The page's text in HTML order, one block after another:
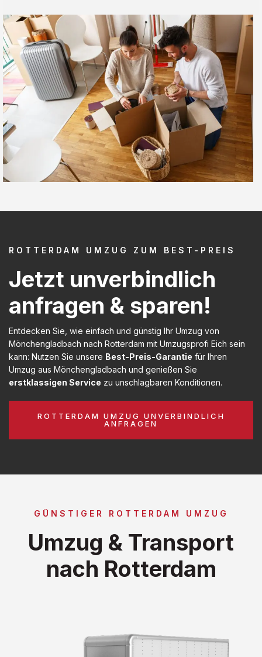
ROTTERDAM UMZUG ZUM BEST-PREIS
Jetzt unverbindlich
anfragen & sparen!
Entdecken Sie, wie einfach und günstig Ihr Umzug von
Mönchengladbach nach Rotterdam mit Umzugsprofi Eich sein
kann: Nutzen Sie unsere Best-Preis-Garantie für Ihren
Umzug aus Mönchengladbach und genießen Sie
erstklassigen Service zu unschlagbaren Konditionen.
ROTTERDAM UMZUG UNVERBINDLICH
ANFRAGEN
GÜNSTIGER ROTTERDAM UMZUG
Umzug & Transport
nach Rotterdam